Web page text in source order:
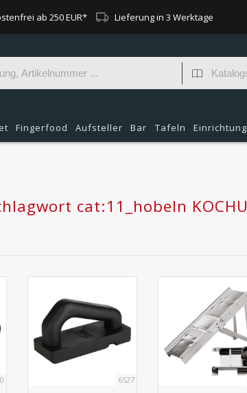
ab 250 EUR* Lieferung in 3 Werktage
Fingerfood Aufsteller Bar Tafeln Einrichtung
cat:11_hobeln
6527